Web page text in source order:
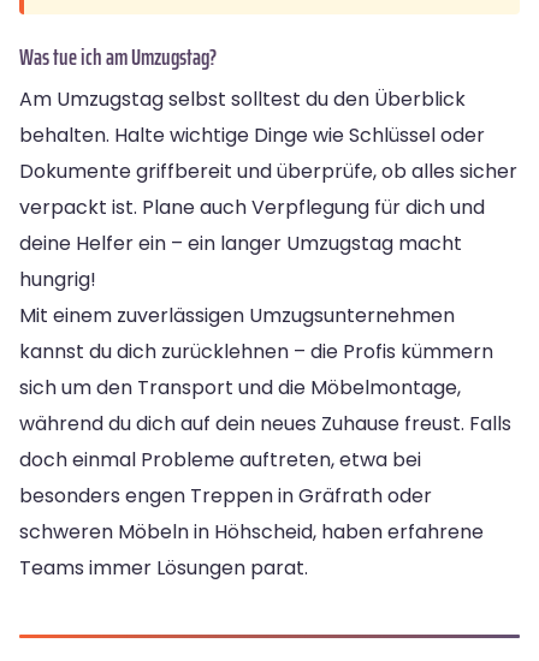
Was tue ich am Umzugstag?
Am Umzugstag selbst solltest du den Überblick
behalten. Halte wichtige Dinge wie Schlüssel oder
Dokumente griffbereit und überprüfe, ob alles sicher
verpackt ist. Plane auch Verpflegung für dich und
deine Helfer ein – ein langer Umzugstag macht
hungrig!
Mit einem zuverlässigen Umzugsunternehmen
kannst du dich zurücklehnen – die Profis kümmern
sich um den Transport und die Möbelmontage,
während du dich auf dein neues Zuhause freust. Falls
doch einmal Probleme auftreten, etwa bei
besonders engen Treppen in Gräfrath oder
schweren Möbeln in Höhscheid, haben erfahrene
Teams immer Lösungen parat.